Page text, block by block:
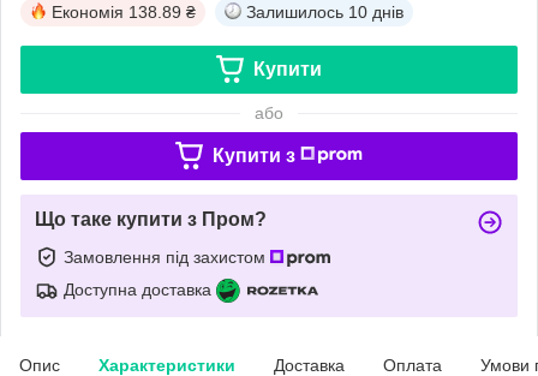
Економія 138.89 ₴ Залишилось 10 днів
Купити
або
Купити з
Що таке купити з Пром?
Замовлення під захистом
Доступна доставка
Опис Характеристики Доставка Оплата Умови